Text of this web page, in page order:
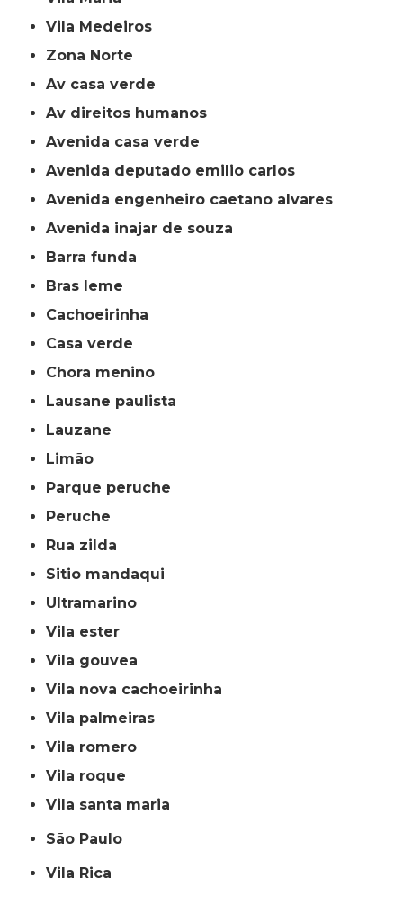
Vila Medeiros
Zona Norte
av casa verde
av direitos humanos
avenida casa verde
avenida deputado emilio carlos
avenida engenheiro caetano alvares
avenida inajar de souza
barra funda
bras leme
cachoeirinha
casa verde
chora menino
lausane paulista
lauzane
limão
parque peruche
peruche
rua zilda
sitio mandaqui
ultramarino
vila ester
vila gouvea
vila nova cachoeirinha
vila palmeiras
vila romero
vila roque
vila santa maria
São Paulo
Vila Rica